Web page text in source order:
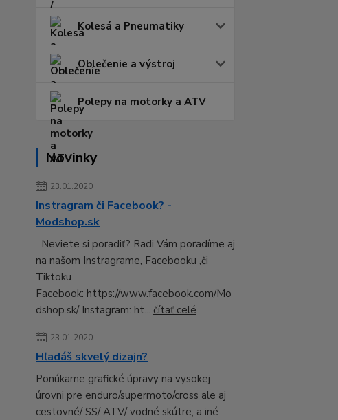
Kolesá a Pneumatiky
Oblečenie a výstroj
Polepy na motorky a ATV
Novinky
23.01.2020
Instragram či Facebook? -
Modshop.sk
Neviete si poradiť? Radi Vám poradíme aj
na našom Instragrame, Facebooku ,či
Tiktoku
Facebook: https://www.facebook.com/Mo
dshop.sk/ Instagram: ht... čítať celé
23.01.2020
Hľadáš skvelý dizajn?
Ponúkame grafické úpravy na vysokej
úrovni pre enduro/supermoto/cross ale aj
cestovné/ SS/ ATV/ vodné skútre, a iné